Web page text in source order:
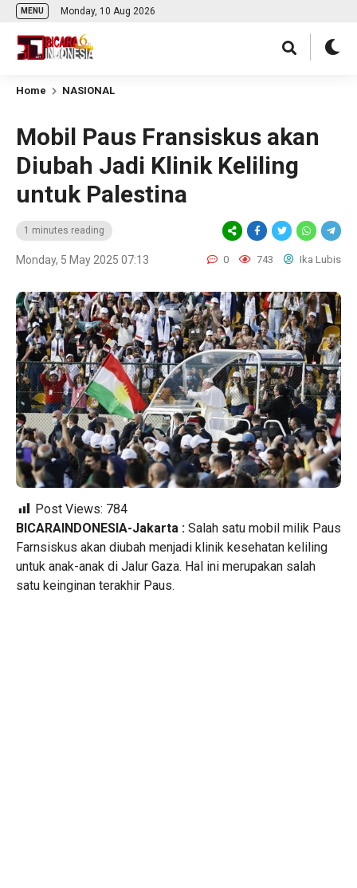
MENU Monday, 10 Aug 2026
Home NASIONAL
Mobil Paus Fransiskus akan
Diubah Jadi Klinik Keliling
untuk Palestina
1 minutes reading
Monday, 5 May 2025 07:13 0 743 Ika Lubis
Post Views: 784
BICARAINDONESIA-Jakarta : Salah satu mobil milik Paus
Farnsiskus akan diubah menjadi klinik kesehatan keliling
untuk anak-anak di Jalur Gaza. Hal ini merupakan salah
satu keinginan terakhir Paus.